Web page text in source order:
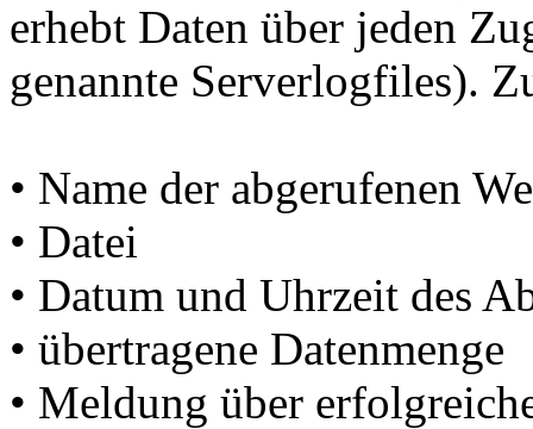
erhebt Daten über jeden
genannte Serverlogfiles).
• Name der abgerufenen
• Datei
• Datum und Uhrzeit des
• übertragene Datenmenge
• Meldung über